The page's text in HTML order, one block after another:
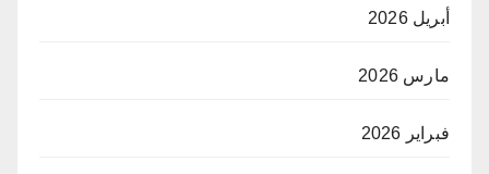
أبريل 2026
مارس 2026
فبراير 2026